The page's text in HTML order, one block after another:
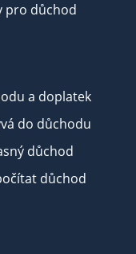
pro důchod
a doplatek
do důchodu
důchod
důchod